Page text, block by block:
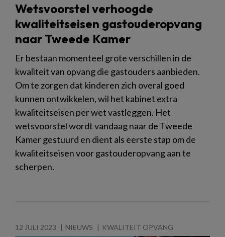
Wetsvoorstel verhoogde
kwaliteitseisen gastouderopvang
naar Tweede Kamer
Er bestaan momenteel grote verschillen in de
kwaliteit van opvang die gastouders aanbieden.
Om te zorgen dat kinderen zich overal goed
kunnen ontwikkelen, wil het kabinet extra
kwaliteitseisen per wet vastleggen. Het
wetsvoorstel wordt vandaag naar de Tweede
Kamer gestuurd en dient als eerste stap om de
kwaliteitseisen voor gastouderopvang aan te
scherpen.
12 JULI 2023 NIEUWS KWALITEIT OPVANG